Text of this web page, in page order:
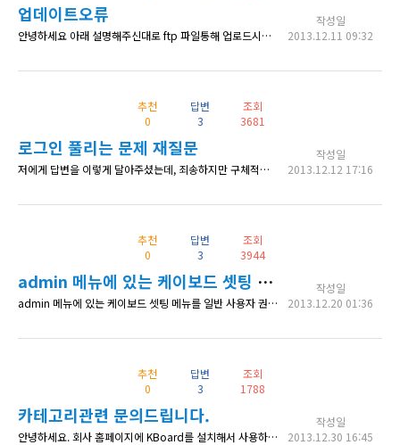
업데이트오류
안녕하세요 아래 설명해주신대로 ftp 파일통해 업로드시켜서 업데이트 했는데 홈페이지메인에 아래처럼 나오네요 ㅠㅠㅠ MySQL 메시지 1146:Table 'idddd.wp_kboard_board_meta' doesn't exist SQL 질의:SELECT board_id FROM wp_kboard_board_meta WHERE `key`='auto_page' AND `value`='1412' 이 오류 내용을 코스모스팜
작성일
2013.12.11 09:32
추천
0
답변
3
조회
3681
로그인 풀리는 문제 재질문
저에게 답변을 이렇게 달아주셨는데, 죄송하지만 구체적으로 말씀주시겠어요? 감사합니다. 워드프레스 카테고리로 옮겨주시겠어요? 워드프레스 사이트 주소를 확인해주세요. 관리자 설정에서 등록한 주소와 주소창에 보이는 주소가 동일한지 확인해주세요. (예:www 확인) 로그인을 하면 로그인이 풀리는 것 같습니다. (질문1)로그인을 하면, 자동으로 대쉬보드 화면으로 이동을 하는데 다시 사이트로 가면, 로그인이 풀려
작성일
2013.12.12 17:16
추천
0
답변
3
조회
3944
admin 메뉴에 있는 케이보드 셋팅 메뉴를 일반 사용자 권한에서도 보게 할 수 있을가요??
admin 메뉴에 있는 케이보드 셋팅 메뉴를 일반 사용자 권한에서도 보게 할 수 있을가요??
작성일
2013.12.20 01:36
추천
0
답변
3
조회
1788
카테고리관련 문의드립니다.
안녕하세요. 회사 홈페이지에 KBoard를 설치해서 사용하려고 준비중에 있습니다. 카테고리 관련 다른 게시글들을 봐도 문의가 없길래 제 경우만 이런것인지 궁금해서 올립니다. 게시판 관리에서 카테고리1에 하부 카테고리 넣고 홈페이지 확인해보면 카테고리가 생성되어있습니다. 게시글 작성시에도 카테고리 선택이 가능해서 각 카테고리별로 게시글을 몇개 작성했습니다. 하지만 목록에서 확인해보면 카테고리1일때에는 모든 카테고리의 글
작성일
2013.12.30 16:45